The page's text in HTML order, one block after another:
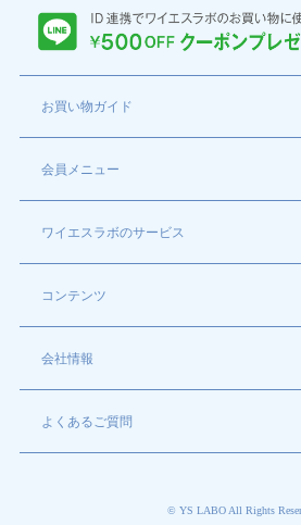
お買い物ガイド
会員メニュー
ワイエスラボのサービス
コンテンツ
会社情報
よくあるご質問
© YS LABO All Rights